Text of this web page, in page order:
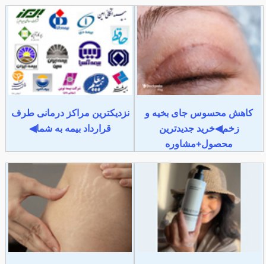
کاهش محسوس جای بخیه و
زخم◀خرید جدیدترین
محصول+مشاوره
نزدیکترین مراکز درمانی طرف
قرارداد بیمه به شما◀